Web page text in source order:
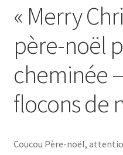
« Merry
père-noël
cheminée
flocons de
Coucou Père-noël,